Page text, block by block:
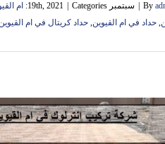
By سبتمبر 19th, 2021 Categories: ام
, حداد في ام القيوين, حداد كريتال في ام القيوين